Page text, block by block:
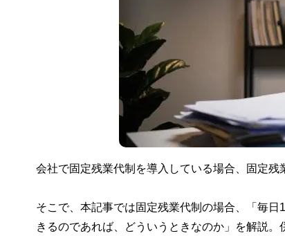
会社で固定残業代制を導入している場合、固定残
そこで、本記事では固定残業代制の場合、「毎
きるのであれば、どういうときなのか」を解説